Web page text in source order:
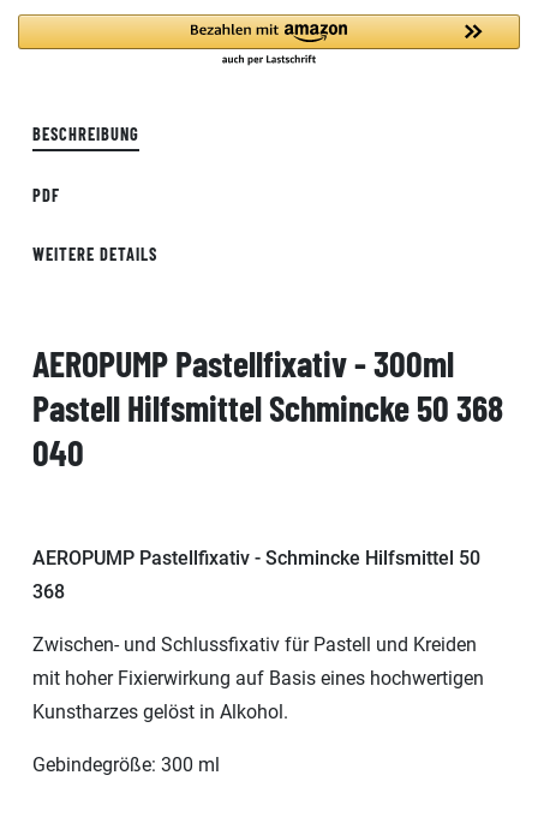
BESCHREIBUNG
PDF
WEITERE DETAILS
AEROPUMP Pastellfixativ - 300ml
Pastell Hilfsmittel Schmincke 50 368
040
AEROPUMP Pastellfixativ - Schmincke Hilfsmittel 50
368
Zwischen- und Schlussfixativ für Pastell und Kreiden
mit hoher Fixierwirkung auf Basis eines hochwertigen
Kunstharzes gelöst in Alkohol.
Gebindegröße: 300 ml